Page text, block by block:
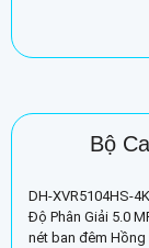
Bộ
DH-XVR5104HS-
Độ Phân Giải 5.0
nét ban đêm